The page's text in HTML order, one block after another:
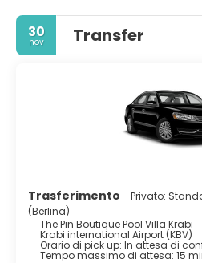
30
nov Transfer
Trasferimento - Privato:
(Berlina)
The Pin Boutique Pool Villa Krabi
Krabi international Airport (KBV)
Orario di pick up: In attesa di
Tempo massimo di attesa: 15